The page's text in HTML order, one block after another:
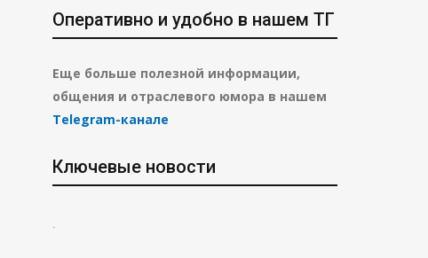
Оперативно и удобно в нашем ТГ
Еще больше полезной информации,
общения и отраслевого юмора в нашем
Telegram-канале
Ключевые новости